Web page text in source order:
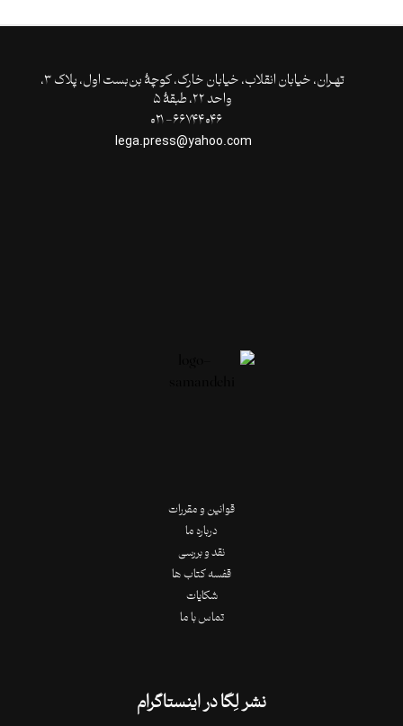
تهـران،‌ خیابان انقلاب، خیابان خارک، کوچۀ بن‌بست اول، پلاک ۳،
واحد ۲۲، طبقۀ ۵
قوانین و مقررات
درباره ما
نقد و بررسی
قفسه کتاب ها
شکایات
تماس با ما
نشر لِگا در اینستاگرام